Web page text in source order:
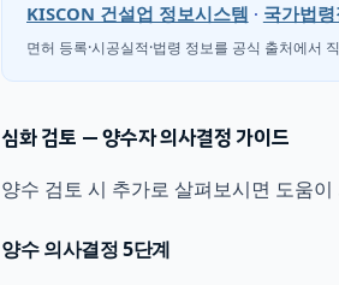
KISCON 건설업 정보시스템 · 국가법
면허 등록·시공실적·법령 정보를 공식 출처에서
심화 검토 — 양수자 의사결정 가이드
양수 검토 시 추가로 살펴보시면 도움
양수 의사결정 5단계